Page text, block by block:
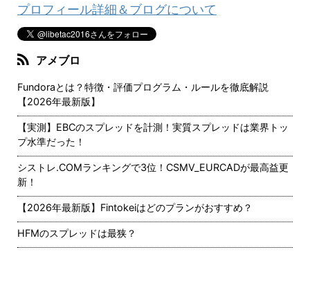
プロフィール詳細＆ブログについて
アメブロ
Fundoraとは？特徴・評価プログラム・ルールを徹底解説
【2026年最新版】
【実測】EBCのスプレッドを計測！実質スプレッドは業界トッ
プ水準だった！
シストレ.COMランキングで3位！CSMV_EURCADが最高益更
新！
【2026年最新版】Fintokeiはどのプランがおすすめ？
HFMのスプレッドは最狭？